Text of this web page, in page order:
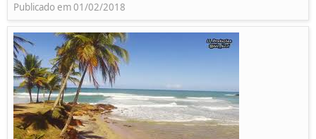
Publicado em 01/02/2018